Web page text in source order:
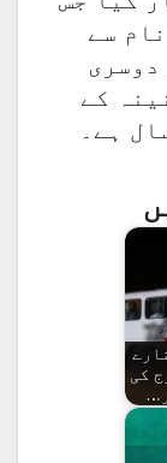
سے
اور دوسری
کے
کی